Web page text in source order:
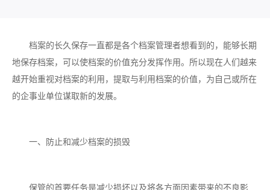
档案的长久保存一直都是各个档案管理者想看到的，能够长期
地保存档案，可以使档案的价值充分发挥作用。所以现在人们越来
越开始重视对档案的利用，提取与利用档案的价值，为自己或所在
的企事业单位谋取新的发展。
一、防止和减少档案的损毁
保管的首要任务是减少损坏以及将各方面因素带来的不良影